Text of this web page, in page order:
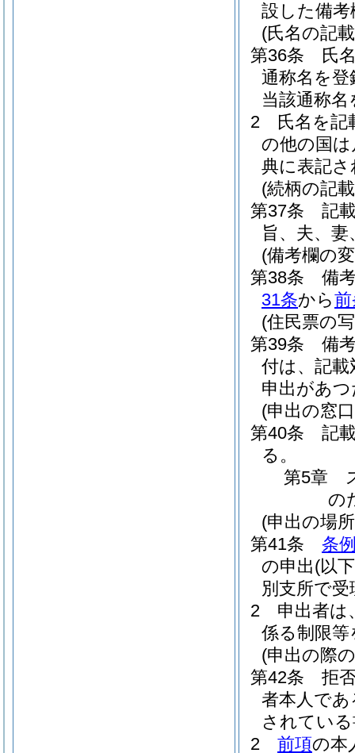
設した備
(氏名の記
第36条
氏
通称名を
当該通称
2
氏名を記
の他の国
典に表記
(続柄の記
第37条
記
旨、夫、
(備考欄の
第38条
備
31条から
(住民票の
第39条
備
付は、記
申出があ
(申出の窓
第40条
記
る。
第5章
の
(申出の場
第41条
条
の申出(以
別支所で
2
申出者は
係る制限
(申出の際
第42条
拒
者本人で
されてい
2
前項の本